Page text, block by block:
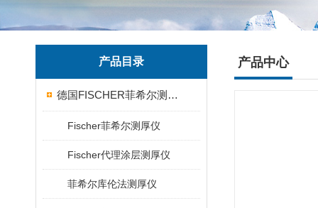
产品目录
德国FISCHER菲希尔测厚仪
Fischer菲希尔测厚仪
Fischer代理涂层测厚仪
菲希尔库伦法测厚仪
产品中心